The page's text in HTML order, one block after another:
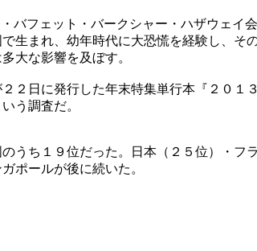
バフェット・バークシャー・ハザウェ
生まれ、幼年時代に大恐慌を経験し、
大な影響を及ぼす。
２日に発行した年末特集単行本『２０
う調査だ。
うち１９位だった。日本（２５位）・
ポールが後に続いた。